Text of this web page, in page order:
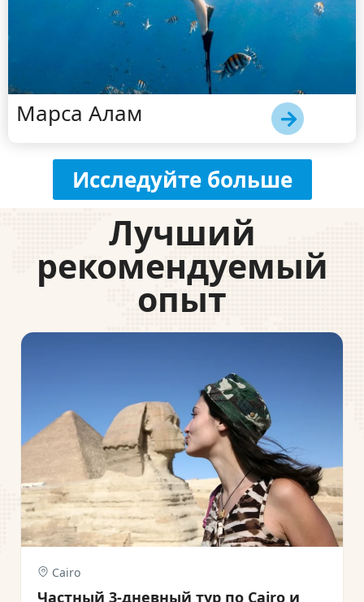
Марса Алам
Исследуйте больше
Лучший
рекомендуемый
опыт
Cairo
Частный 3-дневный тур по Cairo и